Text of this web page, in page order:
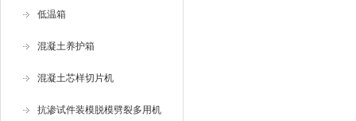
低温箱
混凝土养护箱
混凝土芯样切片机
抗渗试件装模脱模劈裂多用机